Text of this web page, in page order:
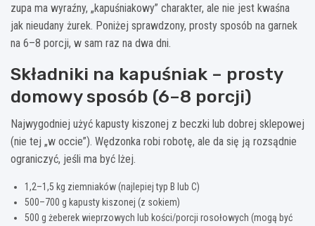
zupa ma wyraźny, „kapuśniakowy” charakter, ale nie jest kwaśna
jak nieudany żurek. Poniżej sprawdzony, prosty sposób na garnek
na 6–8 porcji, w sam raz na dwa dni.
Składniki na kapuśniak – prosty
domowy sposób (6–8 porcji)
Najwygodniej użyć kapusty kiszonej z beczki lub dobrej sklepowej
(nie tej „w occie”). Wędzonka robi robotę, ale da się ją rozsądnie
ograniczyć, jeśli ma być lżej.
1,2–1,5 kg ziemniaków (najlepiej typ B lub C)
500–700 g kapusty kiszonej (z sokiem)
500 g żeberek wieprzowych lub kości/porcji rosołowych (mogą być